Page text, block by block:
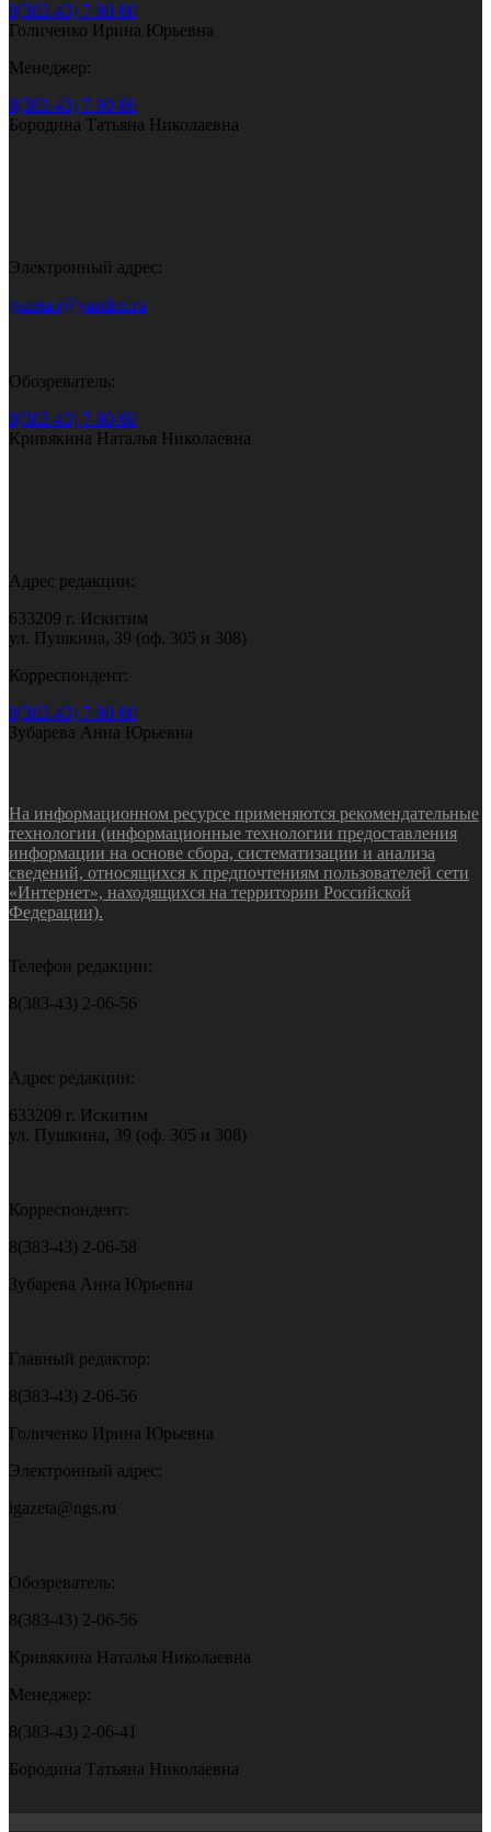
8(383-43) 7-90-60
Голиченко Ирина Юрьевна
Менеджер:
8(383-43) 7-90-60
Бородина Татьяна Николаевна
Электронный адрес:
gazeta.i@yandex.ru
Обозреватель:
8(383-43) 7-90-60
Кривякина Наталья Николаевна
Адрес редакции:
633209 г. Искитим
ул. Пушкина, 39 (оф. 305 и 308)
Корреспондент:
8(383-43) 7-90-60
Зубарева Анна Юрьевна
На информационном ресурсе применяются рекомендательные
технологии (информационные технологии предоставления
информации на основе сбора, систематизации и анализа
сведений, относящихся к предпочтениям пользователей сети
«Интернет», находящихся на территории Российской
Федерации).
Телефон редакции:
8(383-43) 2-06-56
Адрес редакции:
633209 г. Искитим
ул. Пушкина, 39 (оф. 305 и 308)
Корреспондент:
8(383-43) 2-06-58
Зубарева Анна Юрьевна
Главный редактор:
8(383-43) 2-06-56
Голиченко Ирина Юрьевна
Электронный адрес:
igazeta@ngs.ru
Обозреватель:
8(383-43) 2-06-56
Кривякина Наталья Николаевна
Менеджер:
8(383-43) 2-06-41
Бородина Татьяна Николаевна